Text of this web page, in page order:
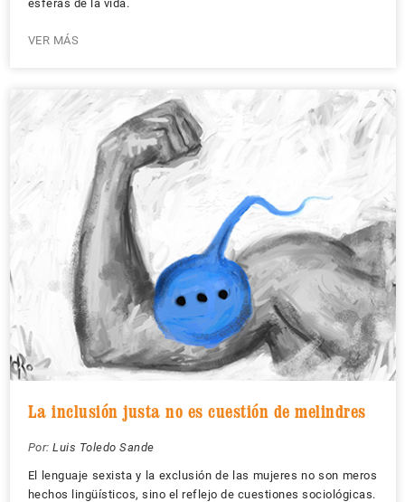
esferas de la vida.
VER MÁS
La inclusión justa no es cuestión de melindres
Por: Luis Toledo Sande
El lenguaje sexista y la exclusión de las mujeres no son meros
hechos lingüísticos, sino el reflejo de cuestiones sociológicas.